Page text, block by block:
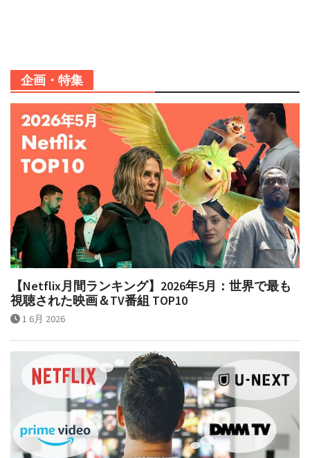
企画・特集
【Netflix月間ランキング】2026年5月：世界で最も
視聴された映画＆TV番組 TOP10
1 6月 2026